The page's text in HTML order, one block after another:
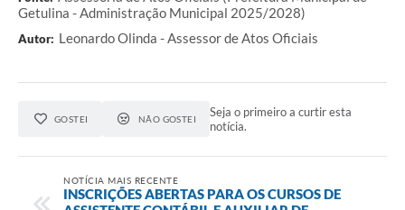
Getulina - Administração Municipal 2025/2028)
Autor: Leonardo Olinda - Assessor de Atos Oficiais
GOSTEI NÃO GOSTEI
Seja o primeiro a curtir esta
notícia.
NOTÍCIA MAIS RECENTE
INSCRIÇÕES ABERTAS PARA OS CURSOS DE